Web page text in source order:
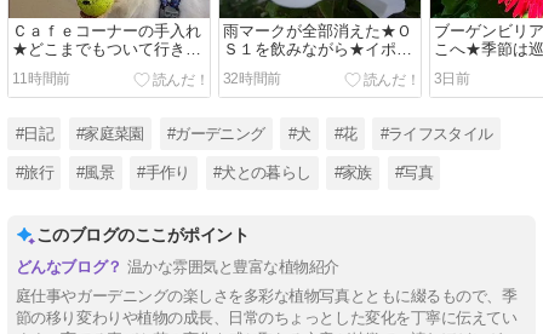
Ｃａｆｅコーナーの手入れ
★どこまでもついて行きま
11時間前
雨マークが全部消えた★Ｏ
Ｓ１を飲みながら★イポメ
ア発根
32時間前
ブーゲンビリ
こへ★季節は
強い！
3日前
#日記 #家庭菜園 #ガーデニング #犬 #花 #ライフスタイル
#旅行 #風景 #手作り #犬との暮らし #家族 #写真
このブログのここがポイント
温かな雰囲気と豊富な植物紹介
庭仕事やガーデニングの楽しさを多彩な植物写真とともに綴るもので、季
節の移り変わりや植物の成長、日常のちょっとした変化を丁寧に伝えてい